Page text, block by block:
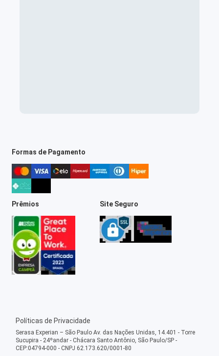
Formas de Pagamento
Prêmios Site Seguro
Políticas de Privacidade
Serasa Experian – São Paulo Av. das Nações Unidas, 14.401 - Torre
Sucupira - 24ºandar - Chácara Santo Antônio, São Paulo/SP -
CEP:04794-000 - CNPJ 62.173.620/0001-80